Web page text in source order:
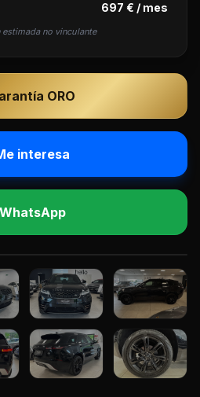
697 € / mes
estimada no vinculante
ORO
interesa